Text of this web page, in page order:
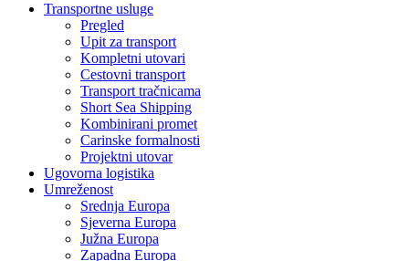
Transportne usluge
Pregled
Upit za transport
Kompletni utovari
Cestovni transport
Transport tračnicama
Short Sea Shipping
Kombinirani promet
Carinske formalnosti
Projektni utovar
Ugovorna logistika
Umreženost
Srednja Europa
Sjeverna Europa
Južna Europa
Zapadna Europa